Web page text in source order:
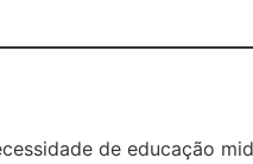
de educação